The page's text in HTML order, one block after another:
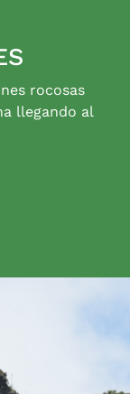
rocosas
llegando al